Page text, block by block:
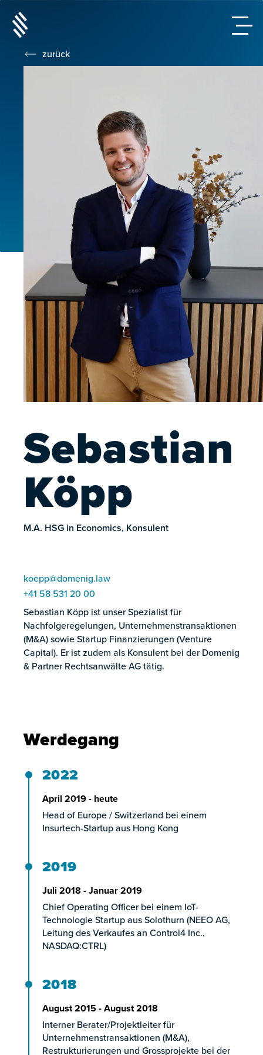
Sebastian
Köpp
M.A. HSG in Economics, Konsulent
koepp@domenig.law
+41 58 531 20 00
Sebastian Köpp ist unser Spezialist für
Nachfolgeregelungen, Unternehmenstransaktionen
(M&A) sowie Startup Finanzierungen (Venture
Capital). Er ist zudem als Konsulent bei der Domenig
& Partner Rechtsanwälte AG tätig.
zurück
Werdegang
2022
April 2019 - heute
Head of Europe / Switzerland bei einem
Insurtech-Startup aus Hong Kong
2019
Juli 2018 - Januar 2019
Chief Operating Officer bei einem IoT-
Technologie Startup aus Solothurn (NEEO AG,
Leitung des Verkaufes an Control4 Inc.,
NASDAQ:CTRL)
2018
August 2015 - August 2018
Interner Berater/Projektleiter für
Unternehmenstransaktionen (M&A),
Restrukturierungen und Grossprojekte bei der